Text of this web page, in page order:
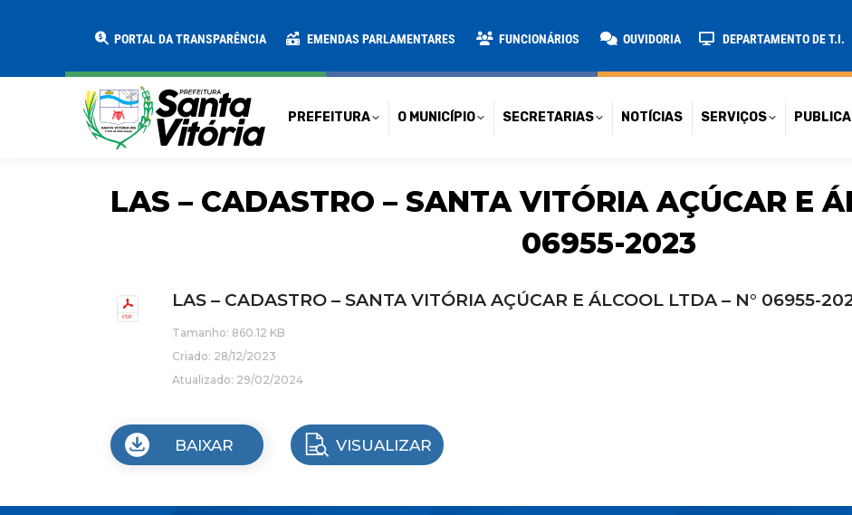
PORTAL DA TRANSPARÊNCIA EMENDAS PARLAMENTARES FUNCIONÁRIOS OUVIDORIA DEPARTAMENTO DE T.I.
PREFEITURA O MUNICÍPIO SECRETARIAS NOTÍCIAS SERVIÇOS
LAS – CADASTRO – SANTA VITÓRIA AÇÚCAR E
06955-2023
LAS – CADASTRO – SANTA VITÓRIA AÇÚCAR E ÁLCOOL LTDA – N° 06955-
Tamanho: 860.12 KB
Criado: 28/12/2023
Atualizado: 29/02/2024
BAIXAR VISUALIZAR